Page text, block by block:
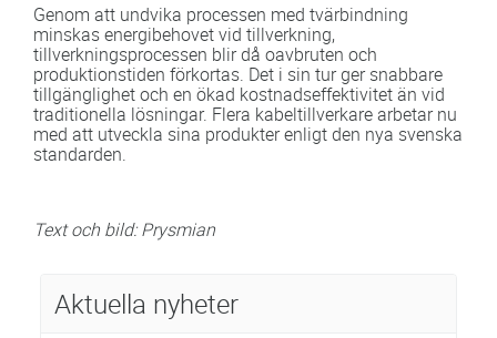
Genom att undvika processen med tvärbindning
minskas energibehovet vid tillverkning,
tillverkningsprocessen blir då oavbruten och
produktionstiden förkortas. Det i sin tur ger snabbare
tillgänglighet och en ökad kostnadseffektivitet än vid
traditionella lösningar. Flera kabeltillverkare arbetar nu
med att utveckla sina produkter enligt den nya svenska
standarden.
Text och bild: Prysmian
Aktuella nyheter